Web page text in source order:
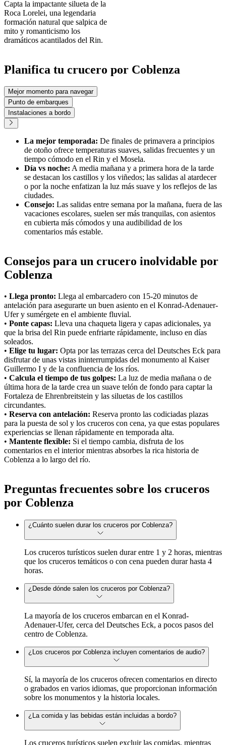
Capta la impactante silueta de la
Roca Lorelei, una legendaria
formación natural que salpica de
mito y romanticismo los
dramáticos acantilados del Rin.
Planifica tu crucero por Coblenza
Mejor momento para navegar
Punto de embarques
Instalaciones a bordo
La mejor temporada: De finales de primavera a principios
de otoño ofrece temperaturas suaves, salidas frecuentes y un
tiempo cómodo en el Rin y el Mosela.
Día vs noche: A media mañana y a primera hora de la tarde
se destacan los castillos y los viñedos; las salidas al atardecer
o por la noche enfatizan la luz más suave y los reflejos de las
ciudades.
Consejo: Las salidas entre semana por la mañana, fuera de las
vacaciones escolares, suelen ser más tranquilas, con asientos
en cubierta más cómodos y una audibilidad de los
comentarios más estable.
Consejos para un crucero inolvidable por
Coblenza
• Llega pronto: Llega al embarcadero con 15-20 minutos de
antelación para asegurarte un buen asiento en el Konrad-Adenauer-
Ufer y sumérgete en el ambiente fluvial.
• Ponte capas: Lleva una chaqueta ligera y capas adicionales, ya
que la brisa del Rin puede enfriarte rápidamente, incluso en días
soleados.
• Elige tu lugar: Opta por las terrazas cerca del Deutsches Eck para
disfrutar de unas vistas ininterrumpidas del monumento al Kaiser
Guillermo I y de la confluencia de los ríos.
• Calcula el tiempo de tus golpes: La luz de media mañana o de
última hora de la tarde crea un suave telón de fondo para captar la
Fortaleza de Ehrenbreitstein y las siluetas de los castillos
circundantes.
• Reserva con antelación: Reserva pronto las codiciadas plazas
para la puesta de sol y los cruceros con cena, ya que estas populares
experiencias se llenan rápidamente en temporada alta.
• Mantente flexible: Si el tiempo cambia, disfruta de los
comentarios en el interior mientras absorbes la rica historia de
Coblenza a lo largo del río.
Preguntas frecuentes sobre los cruceros
por Coblenza
¿Cuánto suelen durar los cruceros por Coblenza?
Los cruceros turísticos suelen durar entre 1 y 2 horas, mientras
que los cruceros temáticos o con cena pueden durar hasta 4
horas.
¿Desde dónde salen los cruceros por Coblenza?
La mayoría de los cruceros embarcan en el Konrad-
Adenauer-Ufer, cerca del Deutsches Eck, a pocos pasos del
centro de Coblenza.
¿Los cruceros por Coblenza incluyen comentarios de audio?
Sí, la mayoría de los cruceros ofrecen comentarios en directo
o grabados en varios idiomas, que proporcionan información
sobre los monumentos y la historia locales.
¿La comida y las bebidas están incluidas a bordo?
Los cruceros turísticos suelen excluir las comidas, mientras